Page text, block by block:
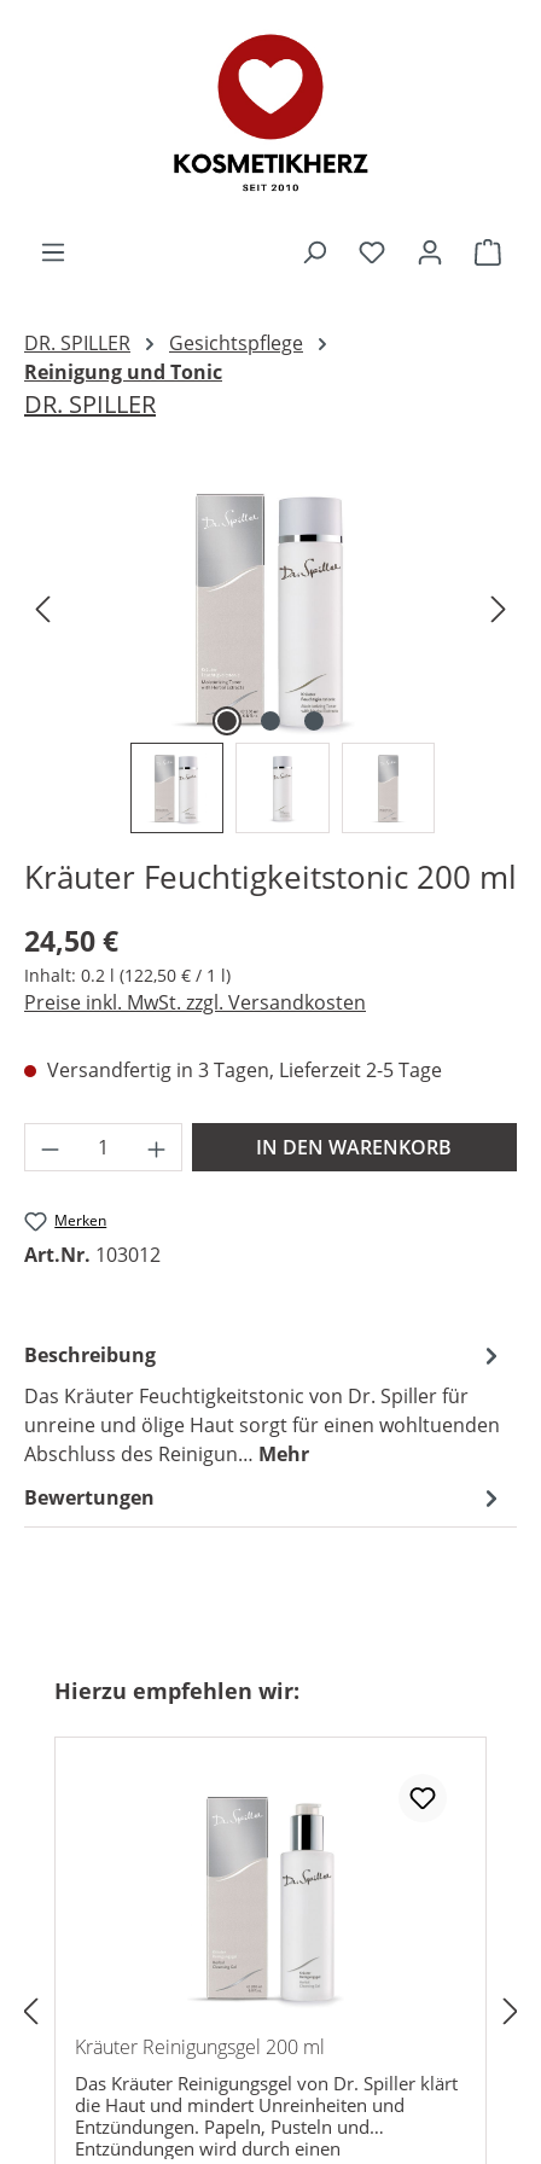
Du hast 0
DR. SPILLER
Gesichtspflege
Reinigung und Tonic
DR. SPILLER
Kräuter Feuchtigkeitstonic 200 ml
Regulärer Preis:
24,50 €
Inhalt: 0.2 l (122,50 € / 1 l)
Preise inkl. MwSt. zzgl. Versandkosten
Versandfertig in 3 Tagen, Lieferzeit 2-5 Tage
Produkt Anzahl: Gib den gewünschten
IN DEN WARENKORB
Merken
Art.Nr. 103012
Beschreibung
Das Kräuter Feuchtigkeitstonic von Dr. Spiller für
unreine und ölige Haut sorgt für einen wohltuenden
Abschluss des Reinigun… Mehr
Bewertungen
Produktgalerie überspringen
Hierzu empfehlen wir:
Kräuter Reinigungsgel 200 ml
Das Kräuter Reinigungsgel von Dr. Spiller klärt
die Haut und mindert Unreinheiten und
Entzündungen. Papeln, Pusteln und
Entzündungen wird durch einen